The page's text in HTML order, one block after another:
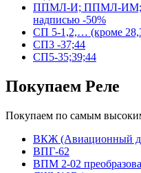
ППМЛ-И; ППМЛ-ИМ;
надписью -50%
СП 5-1,2,… (кроме
СП3 -37;44
СП5-35;39;44
Покупаем Реле
Покупаем по самым
ВКЖ (Авиационный
ВПГ-62
ВПМ 2-02